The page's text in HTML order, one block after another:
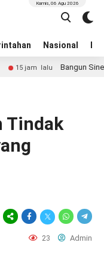
Nasional
Kamis, 06 Agu 2026
jam lalu Bangun Sinergi
Tindak
23 Admin